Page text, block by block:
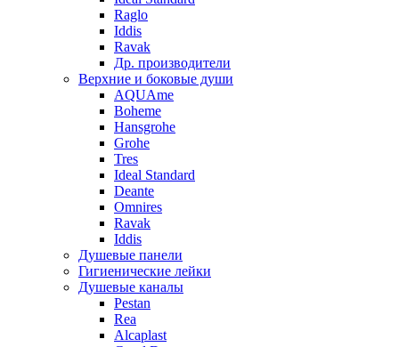
Raglo
Iddis
Ravak
Др. производители
Верхние и боковые души
AQUAme
Boheme
Hansgrohe
Grohe
Tres
Ideal Standard
Deante
Omnires
Ravak
Iddis
Душевые панели
Гигиенические лейки
Душевые каналы
Pestan
Rea
Alcaplast